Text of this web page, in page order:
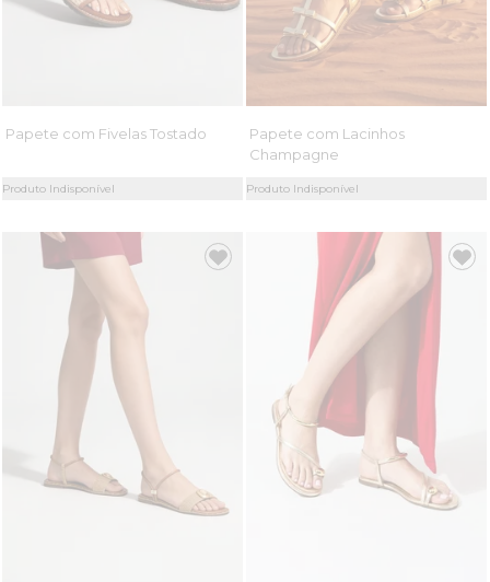
Papete com Fivelas Tostado
Produto Indisponível
Papete com Lacinhos
Champagne
Produto Indisponível